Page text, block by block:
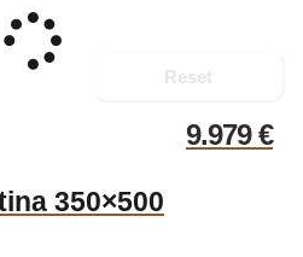
Reset
9.979€
350×500